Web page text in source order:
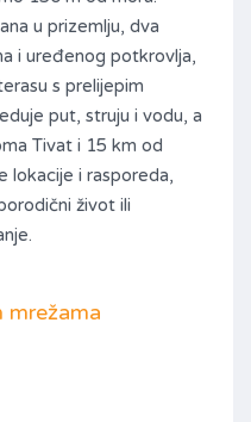
u prizemlju, dva
i uređenog potkrovlja,
s prelijepim
put, struju i vodu, a
Tivat i 15 km od
lokacije i rasporeda,
život ili
mrežama